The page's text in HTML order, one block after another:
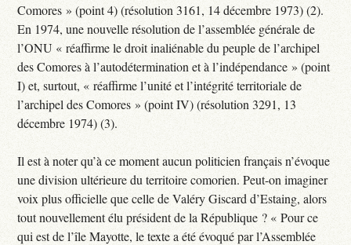
Comores » (point 4) (résolution 3161, 14 décembre 1973) (2).
En 1974, une nouvelle résolution de l’assemblée générale de
l’ONU « réaffirme le droit inaliénable du peuple de l’archipel
des Comores à l’autodétermination et à l’indépendance » (point
I) et, surtout, « réaffirme l’unité et l’intégrité territoriale de
l’archipel des Comores » (point IV) (résolution 3291, 13
décembre 1974) (3).
Il est à noter qu’à ce moment aucun politicien français n’évoque
une division ultérieure du territoire comorien. Peut-on imaginer
voix plus officielle que celle de Valéry Giscard d’Estaing, alors
tout nouvellement élu président de la République ? « Pour ce
qui est de l’île Mayotte, le texte a été évoqué par l’Assemblée